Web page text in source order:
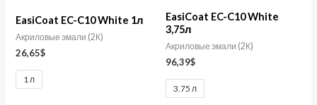
EasiCoat EC-C10 White 1л
Акриловые эмали (2К)
26,65$
1 л
EasiCoat EC-C10 White
3,75л
Акриловые эмали (2К)
96,39$
3.75 л